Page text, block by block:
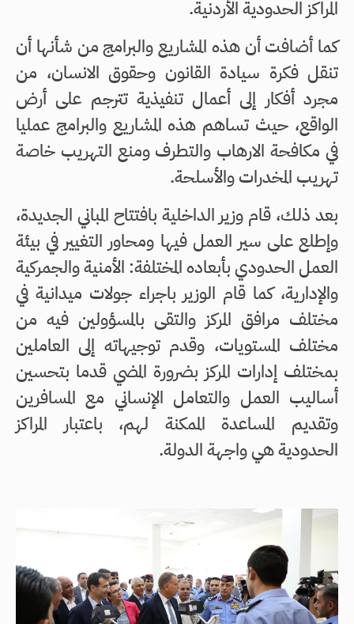
المراكز الحدودية الأردنية.
كما أضافت أن هذه المشاريع والبرامج من شأنها أن
تنقل فكرة سيادة القانون وحقوق الانسان، من
مجرد أفكار إلى أعمال تنفيذية تترجم على أرض
الواقع، حيث تساهم هذه المشاريع والبرامج عمليا
في مكافحة الارهاب والتطرف ومنع التهريب خاصة
تهريب المخدرات والأسلحة.
بعد ذلك، قام وزير الداخلية بافتتاح المباني الجديدة،
وإطلع على سير العمل فيها ومحاور التغيير في بيئة
العمل الحدودي بأبعاده المختلفة: الأمنية والجمركية
والإدارية، كما قام الوزير باجراء جولات ميدانية في
مختلف مرافق المركز والتقى بالمسؤولين فيه من
مختلف المستويات، وقدم توجيهاته إلى العاملين
بمختلف إدارات المركز بضرورة المضي قدما بتحسين
أساليب العمل والتعامل الإنساني مع المسافرين
وتقديم المساعدة الممكنة لهم، باعتبار المراكز
الحدودية هي واجهة الدولة.